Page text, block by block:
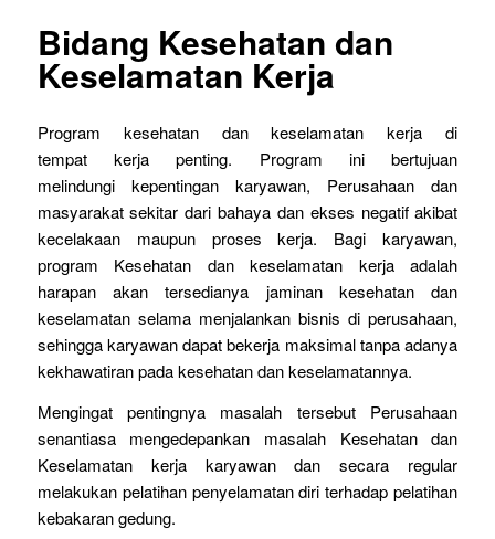
Bidang Kesehatan dan
Keselamatan Kerja
Program kesehatan dan keselamatan kerja di
tempat kerja penting. Program ini bertujuan
melindungi kepentingan karyawan, Perusahaan dan
masyarakat sekitar dari bahaya dan ekses negatif akibat
kecelakaan maupun proses kerja. Bagi karyawan,
program Kesehatan dan keselamatan kerja adalah
harapan akan tersedianya jaminan kesehatan dan
keselamatan selama menjalankan bisnis di perusahaan,
sehingga karyawan dapat bekerja maksimal tanpa adanya
kekhawatiran pada kesehatan dan keselamatannya.
Mengingat pentingnya masalah tersebut Perusahaan
senantiasa mengedepankan masalah Kesehatan dan
Keselamatan kerja karyawan dan secara regular
melakukan pelatihan penyelamatan diri terhadap pelatihan
kebakaran gedung.